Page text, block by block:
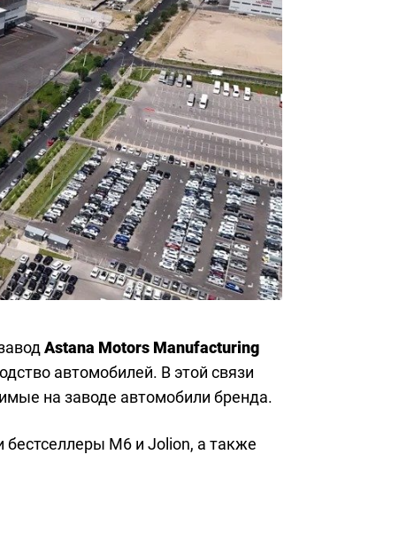
Astana Motors Manufacturing
автомобилей. В этой связи
на заводе автомобили бренда.
M6 и Jolion, а также